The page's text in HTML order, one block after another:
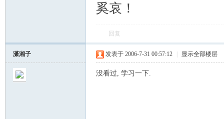
奚哀！
回复
潇湘子 发表于 2006-7-31 00:57:12 显示全部楼层
没看过, 学习一下.